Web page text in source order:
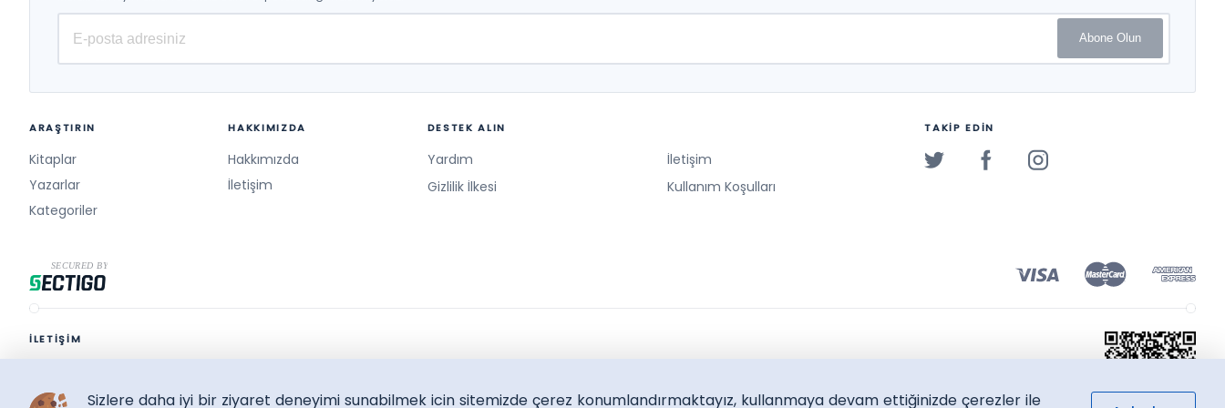
Abone Olun
ARAŞTIRIN
Kitaplar
Yazarlar
Kategoriler
HAKKIMIZDA
Hakkımızda
İletişim
DESTEK ALIN
Yardım
İletişim
Gizlilik İlkesi
Kullanım Koşulları
TAKİP EDİN
İLETİŞİM
Sizlere daha iyi bir ziyaret deneyimi sunabilmek icin sitemizde çerez konumlandırmaktayız, kullanmaya devam ettiğinizde çerezler ile